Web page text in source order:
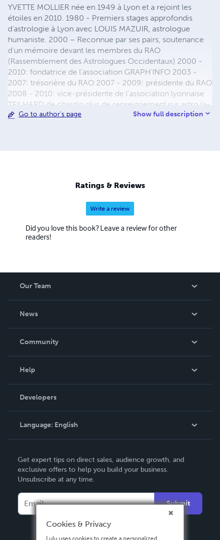
YVETTE MOLLIER née en 1949 à Lyon et a rejoint les
étoiles en 2010. 1980 - Premiers stages approfondis
d'astrologie à Lyon avec LOUIS MAZUIR, astrologue
humaniste. 2000 – Reconnue par ses pairs, soutenance
d'un mémoire devant les membres du RAO
(Rassemblement des Astrologues Occidentaux) 2000 -
2010: fondatrice de l'association GRAPH'INFO 2003 -
2007: trésorière du RAO 2007 - 2009: présidente du RAO
2008 - 2010: vice-présidente de l'association lyonnaise
TEILHARD de chardin plus de renseignement sur astro.la-
passion.fr"
Go to author's page Show full description
Ratings & Reviews
Write a review
Did you love this book? Leave a review for other
readers!
Our Team
News
In The News
Community
Podcast
Help
Order Lookup
Knowledge Base
Contact Support
Developers
Language: English
Deutsch
Français
Italiano
Español
Get expert tips on direct sales, audience growth, and
exclusive offers to help you build your business.
Unsubscribe at any time.
Submit
Cookies & Privacy
Lulu uses cookies to create a personalized